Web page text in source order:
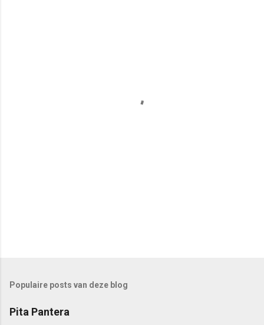
Populaire posts van deze blog
Pita Pantera